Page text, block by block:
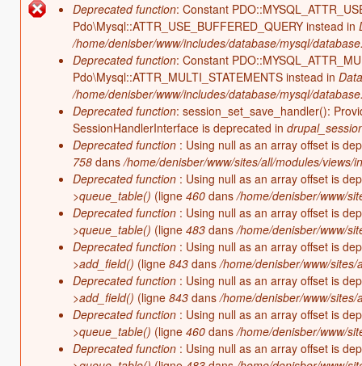
Message d'erreur
Deprecated function: Constant
Pdo\Mysql::ATTR_USE_BUFFERED_QUERY instead in
/home/denisber/www/includes/database/mysql/
Deprecated function: Constant
Pdo\Mysql::ATTR_MULTI_STATEMENTS instead in
/home/denisber/www/includes/database/mysql/
Deprecated function: session_set_save_handler():
SessionHandlerInterface is deprecated in
Deprecated function : Using null as an array offset is
758 dans/home/denisber/www/sites/all/modules/views/
Deprecated function : Using null as an array offset is
>queue_table() (ligne 460 dans/home/denisber/www/
Deprecated function : Using null as an array offset is
>queue_table() (ligne 483 dans/home/denisber/www/
Deprecated function : Using null as an array offset is
>add_field() (ligne 843 dans/home/denisber/www/
Deprecated function : Using null as an array offset is
>add_field() (ligne 843 dans/home/denisber/www/
Deprecated function : Using null as an array offset is
>queue_table() (ligne 460 dans/home/denisber/www/
Deprecated function : Using null as an array offset is